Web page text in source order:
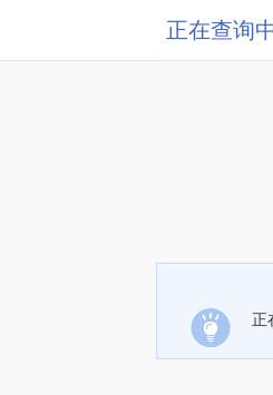
正在查询
正